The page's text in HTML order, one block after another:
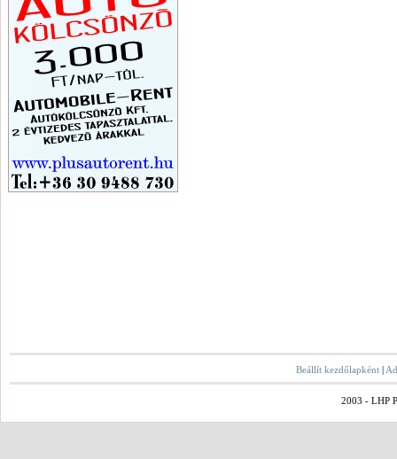
Beállít kezdőlapként |
2003 - LHP